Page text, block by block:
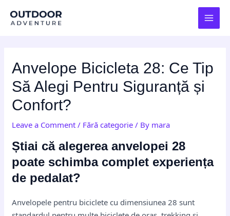
Anvelope Bicicleta 28: Ce Tip
Să Alegi Pentru Siguranță și
Confort?
Leave a Comment / Fără categorie / By mara
Știai că alegerea anvelopei 28
poate schimba complet experiența
de pedalat?
Anvelopele pentru biciclete cu dimensiunea 28 sunt
navigation